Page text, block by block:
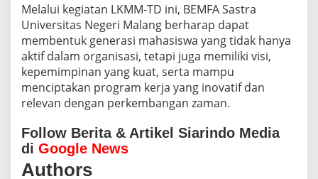
Melalui kegiatan LKMM-TD ini, BEMFA Sastra
Universitas Negeri Malang berharap dapat
membentuk generasi mahasiswa yang tidak hanya
aktif dalam organisasi, tetapi juga memiliki visi,
kepemimpinan yang kuat, serta mampu
menciptakan program kerja yang inovatif dan
relevan dengan perkembangan zaman.
Follow Berita & Artikel Siarindo Media
di Google News
Authors